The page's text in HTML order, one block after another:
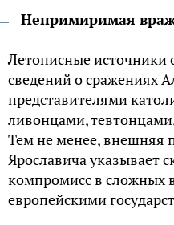
Непримиримая
Летописные источники
сведений о сражениях
представителями
ливонцами,
Тем не менее, внешняя
Ярославича указывает
компромисс в сложных
европейскими